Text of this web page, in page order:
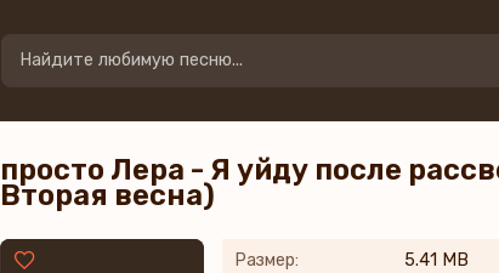
просто Лера - Я уйду после
Вторая весна)
Размер: 5.41 MB